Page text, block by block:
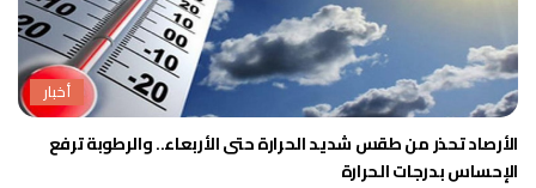
أخبار
الأرصاد تحذر من طقس شديد الحرارة حتى الأربعاء.. والرطوبة ترفع
الإحساس بدرجات الحرارة